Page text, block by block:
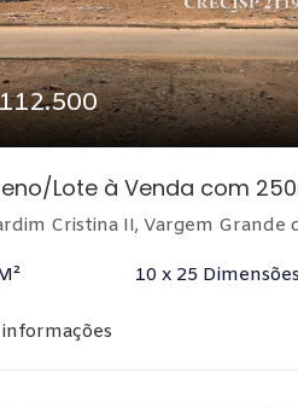
Lote à Venda com
Cristina II, Vargem Grande
10 x 25 Dimensões
informações